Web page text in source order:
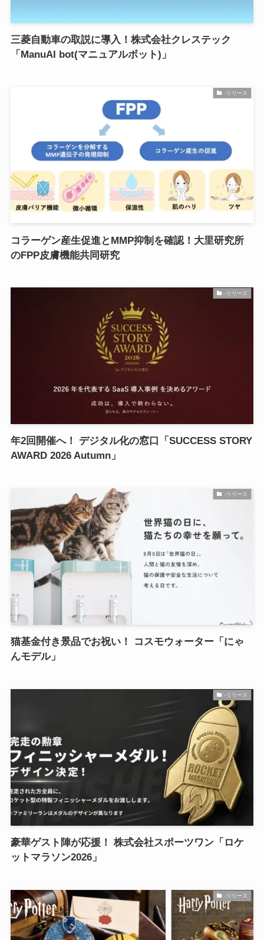
三菱自動車の取説に導入！株式会社クレステック
「ManuAI bot(マニュアルボット)」
-リリース
コラーゲン産生促進とMMP抑制を確認！大里研究所
のFPP皮膚機能共同研究
-リリース
年2回開催へ！ デジタル化の窓口「SUCCESS STORY
AWARD 2026 Autumn」
-リリース
猫基金付き景品でお祝い！ コスモウォーター「にゃ
んモデル」
-リリース
豪華ゲスト陣が応援！ 株式会社スポーツワン「ロケ
ットマラソン2026」
-リリース